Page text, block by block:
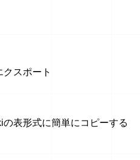
スポート
表形式に簡単にコピーする